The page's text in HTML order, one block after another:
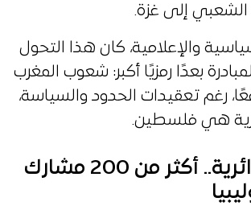
إلى غزة.
والإعلامية، كان هذا التحول
بعدًا رمزيًا أكبر: شعوب المغرب
رغم تعقيدات الحدود والسياسة،
هي فلسطين.
القافلة الجزائرية.. أكثر من 200 مشارك